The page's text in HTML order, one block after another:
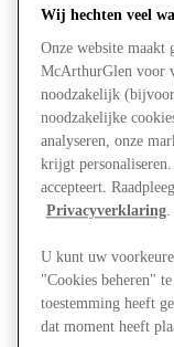
Bestemmingsgids
Meer
Wij hechten veel
Onze website maakt
McArthurGlen voor
noodzakelijk
noodzakelijke
analyseren, onze
krijgt
accepteert.
Privacyverklaring.
U kunt uw
"Cookies beheren"
toestemming heeft
dat moment heeft